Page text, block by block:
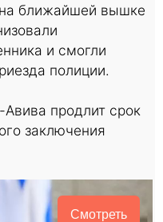
ближайшей вышке
и смогли
полиции.
продлит срок
заключения
Смотреть